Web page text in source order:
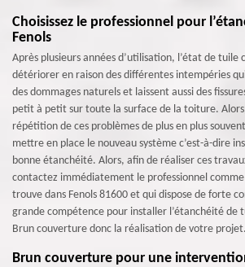
Choisissez le professionnel pour
Fenols
Après plusieurs années d’utilisation, l’état de tuile
détériorer en raison des différentes intempéries
des dommages naturels et laissent aussi des
petit à petit sur toute la surface de la toiture.
répétition de ces problèmes de plus en plus
mettre en place le nouveau système c’est-à-dire
bonne étanchéité. Alors, afin de réaliser ces
contactez immédiatement le professionnel
trouve dans Fenols 81600 et qui dispose de forte
grande compétence pour installer l’étanchéité de
Brun couverture donc la réalisation de votre projet.
Brun couverture pour une